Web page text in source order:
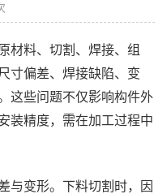
材料、切割、焊接、组
寸偏差、焊接缺陷、变
这些问题不仅影响构件外
装精度，需在加工过程中
与变形。下料切割时，因